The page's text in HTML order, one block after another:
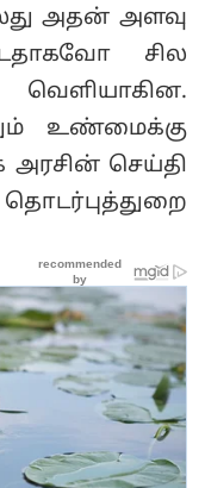
அதன் அளவு
சில
உண்மைக்கு
அரசின் செய்தி